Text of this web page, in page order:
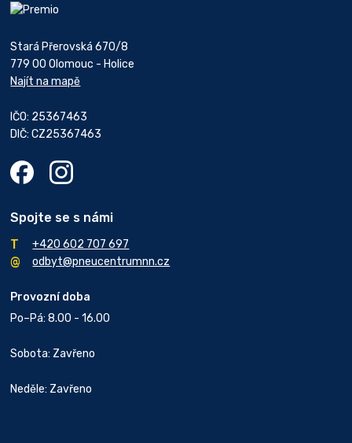
Stará Přerovská 670/8
779 00 Olomouc - Holice
Najít na mapě
IČO: 25367463
DIČ: CZ25367463
Spojte se s námi
+420 602 707 697
odbyt@pneucentrumnn.cz
Provozní doba
Po–Pá: 8.00 - 16.00
Sobota: Zavřeno
Neděle: Zavřeno